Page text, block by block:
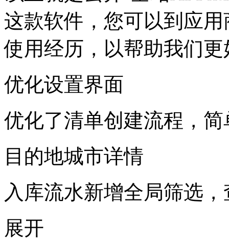
这款软件，您可以到应
使用经历，以帮助我们
优化设置界面
优化了清单创建流程，
目的地城市详情
入库流水新增全局筛选
展开